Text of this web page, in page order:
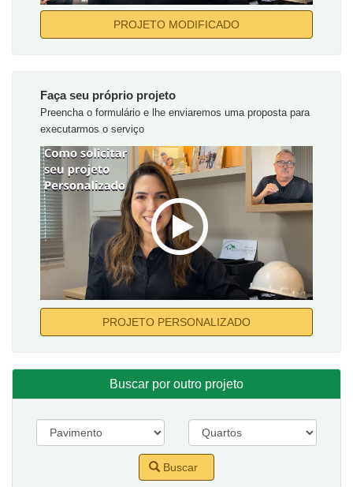
PROJETO MODIFICADO
Faça seu próprio projeto
Preencha o formulário e lhe enviaremos uma proposta para
executarmos o serviço
PROJETO PERSONALIZADO
Buscar por outro projeto
Buscar